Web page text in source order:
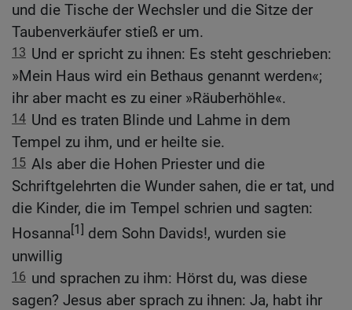
und die Tische der Wechsler und die Sitze der
Taubenverkäufer stieß er um.
13 Und er spricht zu ihnen: Es steht geschrieben:
»Mein Haus wird ein Bethaus genannt werden«;
ihr aber macht es zu einer »Räuberhöhle«.
14 Und es traten Blinde und Lahme in dem
Tempel zu ihm, und er heilte sie.
15 Als aber die Hohen Priester und die
Schriftgelehrten die Wunder sahen, die er tat, und
die Kinder, die im Tempel schrien und sagten:
Hosanna[1] dem Sohn Davids!, wurden sie
unwillig
16 und sprachen zu ihm: Hörst du, was diese
sagen? Jesus aber sprach zu ihnen: Ja, habt ihr